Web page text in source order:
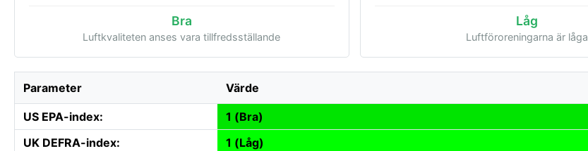
Bra
Luftkvaliteten anses vara tillfredsställande
Låg
Luftföroreningarna är låga
Parameter Värde
US EPA-index:
1 (Bra)
UK DEFRA-index:
1 (Låg)